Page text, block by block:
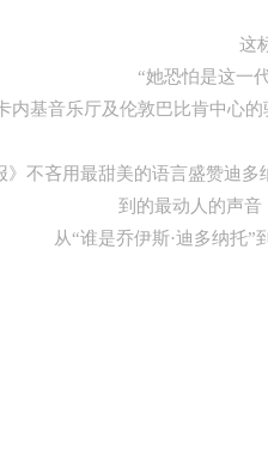
这
“她恐怕是这一代
音乐厅及伦敦巴比肯中心的
吝用最甜美的语言盛赞迪多
到的最动人的声音
从“谁是乔伊斯·迪多纳托”到